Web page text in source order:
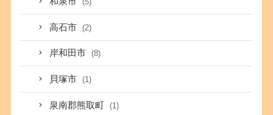
高石市 (2)
岸和田市 (8)
貝塚市 (1)
泉南郡熊取町 (1)